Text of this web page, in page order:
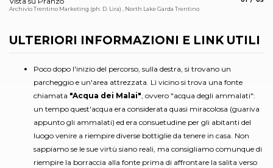
Archivio Trentino Marketing (ph. D. Lira) , North Lake Garda Trentino
ULTERIORI INFORMAZIONI E LINK UTILI
Poco dopo l'inizio del percorso, sulla destra, si trovano un
parcheggio e un'area attrezzata. Lì vicino si trova una fonte
chiamata "Acqua dei Malai", ovvero "acqua degli ammalati":
un tempo quest'acqua era considerata quasi miracolosa (guariva
appunto gli ammalati) ed era consuetudine per gli abitanti del
luogo venire a riempire diverse bottiglie da tenere in casa. Non
sappiamo se le sue virtù siano reali, ma consigliamo comunque di
riempire la borraccia alla fonte prima di affrontare la salita verso